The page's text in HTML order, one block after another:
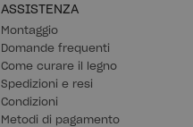
ASSISTENZA
Montaggio
Domande frequenti
Come curare il legno
Spedizioni e resi
Condizioni
Metodi di pagamento